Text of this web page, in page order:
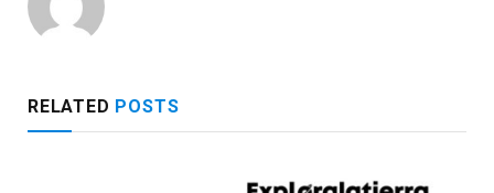
RELATED POSTS